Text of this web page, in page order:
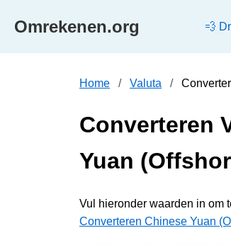
Omrekenen.org 💨
Home Valuta
Converteren
Yuan
Vul hieronder waarden in om
Converteren Chinese Yuan